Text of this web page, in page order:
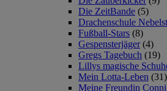
Die ZeitBande (5)
Drachenschule
Fußball-Stars (8)
Gespensterjäger (4)
Gregs Tagebuch (19)
Lillys magische
Mein Lotta-Leben (31)
Meine Freundin Conni